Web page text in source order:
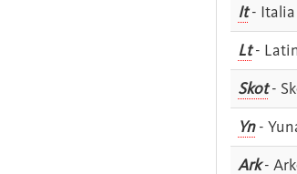
It- Italia
Lt-
Skot-
Yn-
Ark-